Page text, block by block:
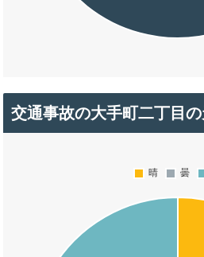
交通事故の大手町二丁目